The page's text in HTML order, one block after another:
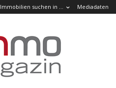
Immobilien suchen in … Mediadaten